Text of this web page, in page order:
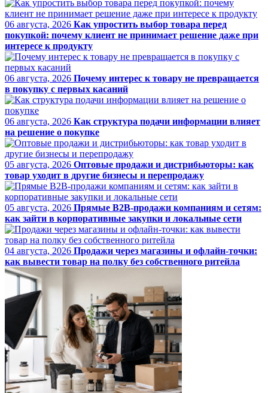
06 августа, 2026 Как упростить выбор товара перед
покупкой: почему клиент не принимает решение даже при
интересе к продукту
06 августа, 2026 Почему интерес к товару не превращается
в покупку с первых касаний
06 августа, 2026 Как структура подачи информации влияет
на решение о покупке
05 августа, 2026 Оптовые продажи и дистрибьюторы: как
товар уходит в другие бизнесы и перепродажу
05 августа, 2026 Прямые B2B-продажи компаниям и сетям:
как зайти в корпоративные закупки и локальные сети
04 августа, 2026 Продажи через магазины и офлайн-точки:
как вывести товар на полку без собственного ритейла